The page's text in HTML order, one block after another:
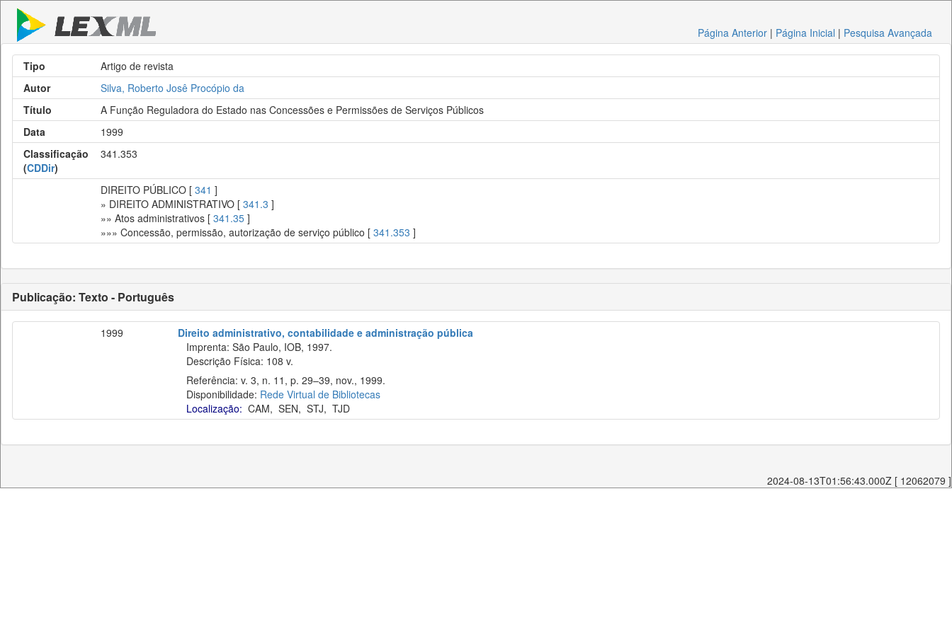
Página Anterior | Página Inicial | Pesquisa Avançada
Tipo
Artigo de revista
Autor
Silva, Roberto Josê Procópio da
Título
A Função Reguladora do Estado nas Concessões e Permissões de Serviços Públicos
Data
1999
Classificação
(CDDir)
341.353
DIREITO PÚBLICO [ 341 ]
» DIREITO ADMINISTRATIVO [ 341.3 ]
»» Atos administrativos [ 341.35 ]
»»» Concessão, permissão, autorização de serviço público [ 341.353 ]
Publicação: Texto - Português
1999
Direito administrativo, contabilidade e administração pública
Imprenta: São Paulo, IOB, 1997.
Descrição Física: 108 v.
Referência: v. 3, n. 11, p. 29–39, nov., 1999.
Disponibilidade: Rede Virtual de Bibliotecas
Localização: CAM, SEN, STJ, TJD
2024-08-13T01:56:43.000Z [ 12062079 ]